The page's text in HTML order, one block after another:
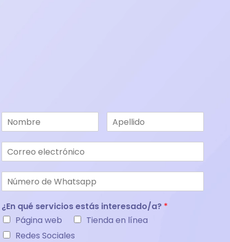
¿En qué servicios estás interesado/a? *
Página web
Tienda en línea
Redes Sociales